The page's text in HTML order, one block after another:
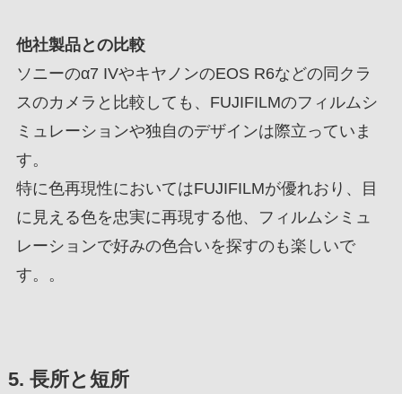
他社製品との比較
ソニーのα7 IVやキヤノンのEOS R6などの同クラ
スのカメラと比較しても、FUJIFILMのフィルムシ
ミュレーションや独自のデザインは際立っていま
す。
特に色再現性においてはFUJIFILMが優れおり、目
に見える色を忠実に再現する他、フィルムシミュ
レーションで好みの色合いを探すのも楽しいで
す。。
5. 長所と短所